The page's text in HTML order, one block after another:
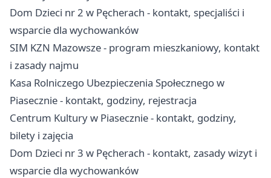
Dom Dzieci nr 2 w Pęcherach - kontakt, specjaliści i
wsparcie dla wychowanków
SIM KZN Mazowsze - program mieszkaniowy, kontakt
i zasady najmu
Kasa Rolniczego Ubezpieczenia Społecznego w
Piasecznie - kontakt, godziny, rejestracja
Centrum Kultury w Piasecznie - kontakt, godziny,
bilety i zajęcia
Dom Dzieci nr 3 w Pęcherach - kontakt, zasady wizyt i
wsparcie dla wychowanków